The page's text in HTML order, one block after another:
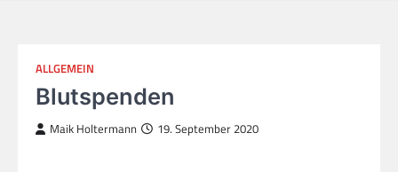
ALLGEMEIN
Blutspenden
Maik Holtermann 19. September 2020